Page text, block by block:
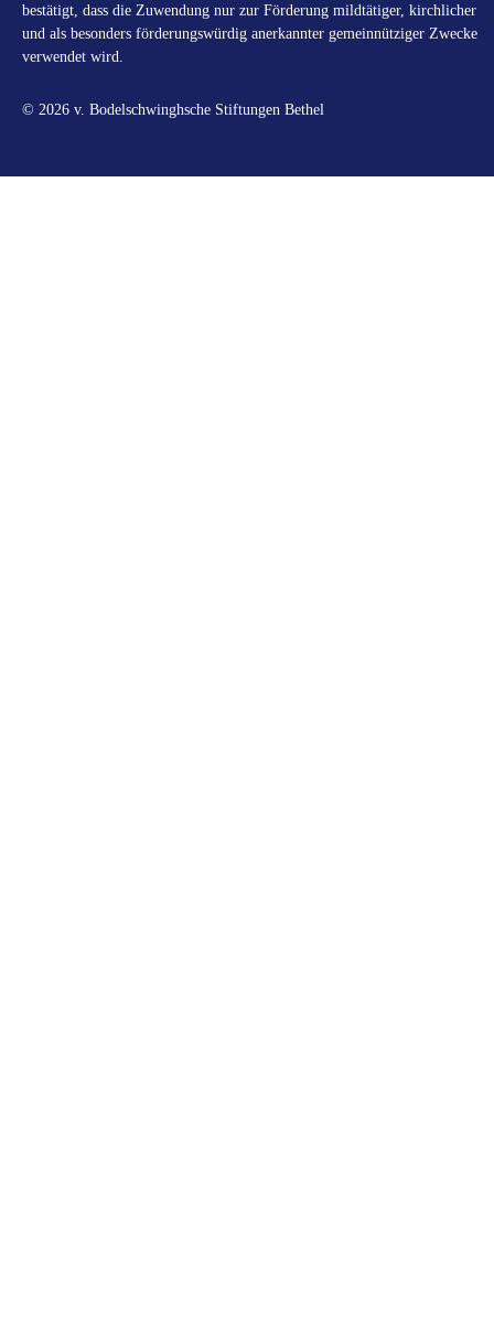
bestätigt, dass die Zuwendung nur zur Förderung mildtätiger, kirchlicher
und als besonders förderungswürdig anerkannter gemeinnütziger Zwecke
verwendet wird.
© 2026 v. Bodelschwinghsche Stiftungen Bethel